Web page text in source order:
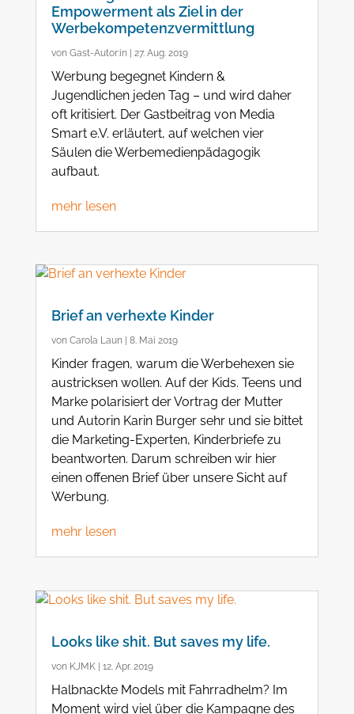
Empowerment als Ziel in der
Werbekompetenzvermittlung
von Gast-Autor:in| 27. Aug. 2019
Werbung begegnet Kindern &
Jugendlichen jeden Tag – und wird daher
oft kritisiert. Der Gastbeitrag von Media
Smart e.V. erläutert, auf welchen vier
Säulen die Werbemedienpädagogik
aufbaut.
mehr lesen
Brief an verhexte Kinder
von Carola Laun| 8. Mai 2019
Kinder fragen, warum die Werbehexen sie
austricksen wollen. Auf der Kids. Teens und
Marke polarisiert der Vortrag der Mutter
und Autorin Karin Burger sehr und sie bittet
die Marketing-Experten, Kinderbriefe zu
beantworten. Darum schreiben wir hier
einen offenen Brief über unsere Sicht auf
Werbung.
mehr lesen
Looks like shit. But saves my life.
von KJMK| 12. Apr. 2019
Halbnackte Models mit Fahrradhelm? Im
Moment wird viel über die Kampagne des